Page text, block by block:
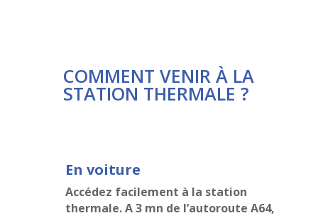
COMMENT VENIR À LA
STATION THERMALE ?
En voiture
Accédez facilement à la station
thermale.A 3 mn de l’autoroute A64,